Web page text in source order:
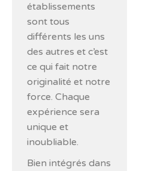
établissements
sont tous
différents les uns
des autres et c’est
ce qui fait notre
originalité et notre
force. Chaque
expérience sera
unique et
inoubliable.
Bien intégrés dans